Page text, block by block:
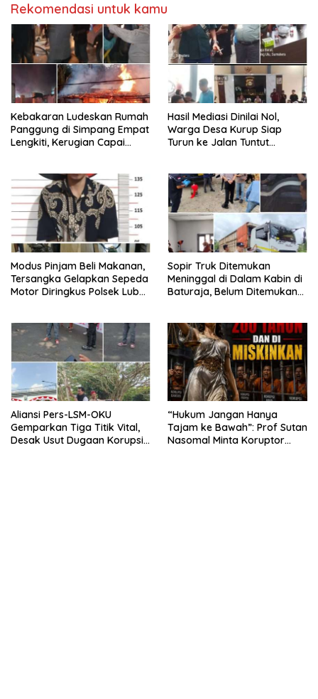
Rekomendasi untuk kamu
Kebakaran Ludeskan Rumah
Panggung di Simpang Empat
Lengkiti, Kerugian Capai
Hasil Mediasi Dinilai Nol,
Warga Desa Kurup Siap
Turun ke Jalan Tuntut
Undang‑Undang
Modus Pinjam Beli Makanan,
Tersangka Gelapkan Sepeda
Motor Diringkus Polsek Lubuk
Sopir Truk Ditemukan
Meninggal di Dalam Kabin di
Baturaja, Belum Ditemukan
Aliansi Pers-LSM-OKU
Gemparkan Tiga Titik Vital,
Desak Usut Dugaan Korupsi
“Hukum Jangan Hanya
Tajam ke Bawah”: Prof Sutan
Nasomal Minta Koruptor